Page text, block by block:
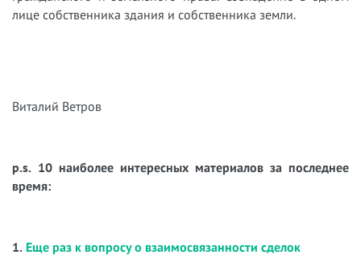
лице собственника здания и собственника земли.
Виталий Ветров
p.s. 10 наиболее интересных материалов за последнее
время:
1. Еще раз к вопросу о взаимосвязанности сделок